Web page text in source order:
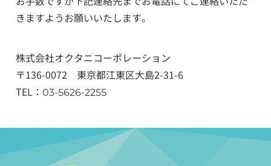
きますようお願いいたします。
株式会社オクタニコーポレーション
〒136-0072 東京都江東区大島2-31-6
TEL：03-5626-2255